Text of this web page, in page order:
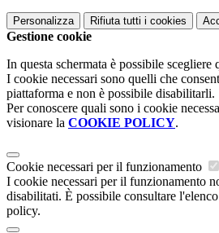
Personalizza Rifiuta tutti i cookies
Gestione cookie
In questa schermata è possibile scegliere
I cookie necessari sono quelli che
piattaforma e non è possibile disabilitarli.
Per conoscere quali sono i cookie
visionare la COOKIE POLICY.
Cookie necessari per il funzionamento
I cookie necessari per il funzionamento
disabilitati. È possibile consultare
policy.